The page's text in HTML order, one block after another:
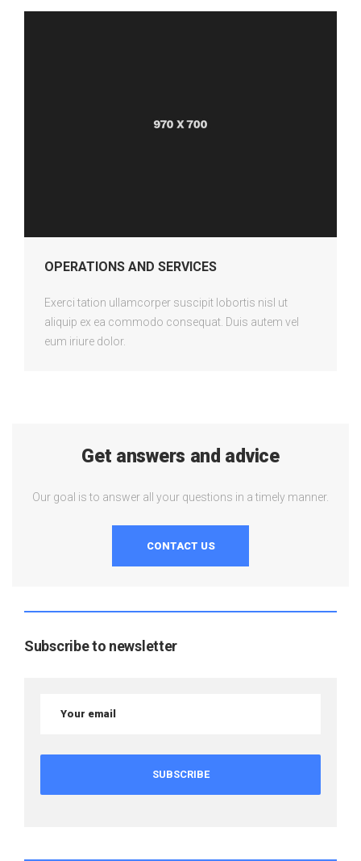
OPERATIONS AND SERVICES
Exerci tation ullamcorper suscipit lobortis nisl ut
aliquip ex ea commodo consequat. Duis autem vel
eum iriure dolor.
Get answers and advice
Our goal is to answer all your questions in a timely manner.
CONTACT US
Subscribe to newsletter